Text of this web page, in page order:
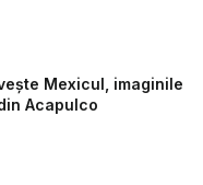
Mexicul, imaginile
Acapulco